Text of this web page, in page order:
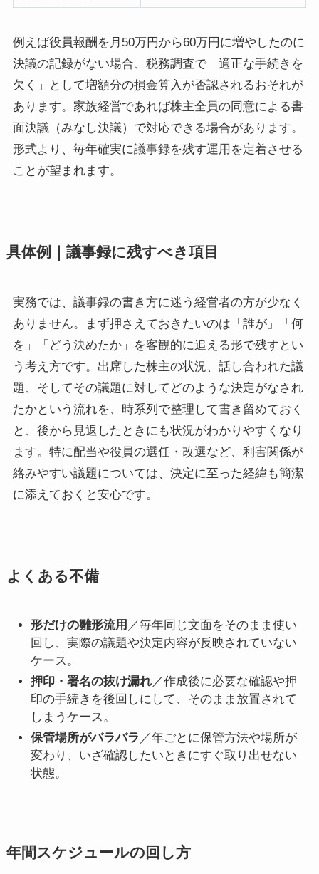
例えば役員報酬を月50万円から60万円に増やしたのに
決議の記録がない場合、税務調査で「適正な手続きを
欠く」として増額分の損金算入が否認されるおそれが
あります。家族経営であれば株主全員の同意による書
面決議（みなし決議）で対応できる場合があります。
形式より、毎年確実に議事録を残す運用を定着させる
ことが望まれます。
具体例｜議事録に残すべき項目
実務では、議事録の書き方に迷う経営者の方が少なく
ありません。まず押さえておきたいのは「誰が」「何
を」「どう決めたか」を客観的に追える形で残すとい
う考え方です。出席した株主の状況、話し合われた議
題、そしてその議題に対してどのような決定がなされ
たかという流れを、時系列で整理して書き留めておく
と、後から見返したときにも状況がわかりやすくなり
ます。特に配当や役員の選任・改選など、利害関係が
絡みやすい議題については、決定に至った経緯も簡潔
に添えておくと安心です。
よくある不備
形だけの雛形流用 ／毎年同じ文面をそのまま使い
回し、実際の議題や決定内容が反映されていない
ケース。
押印・署名の抜け漏れ／作成後に必要な確認や押
印の手続きを後回しにして、そのまま放置されて
しまうケース。
保管場所がバラバラ ／年ごとに保管方法や場所が
変わり、いざ確認したいときにすぐ取り出せない
状態。
年間スケジュールの回し方